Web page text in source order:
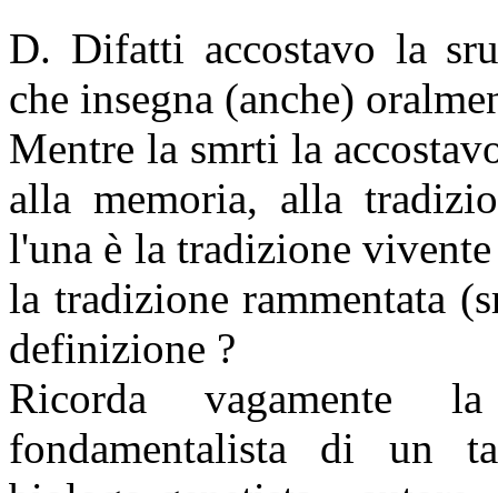
D. Difatti accostavo la
che insegna (anche)
Mentre la smrti la
alla memoria, alla
l'una è la tradizione
la tradizione rammentata
definizione ?
Ricorda vagamente
fondamentalista di un